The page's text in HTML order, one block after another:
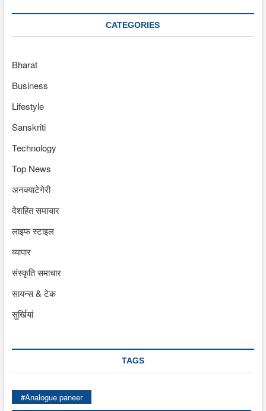
CATEGORIES
Bharat
Business
Lifestyle
Sanskriti
Technology
Top News
अनक्याटेगेरी
देशहित समाचार
लाइफ स्टाइल
व्यापार
संस्कृति समाचार
सायन्स & टेक
सुर्खियां
TAGS
#Analogue paneer